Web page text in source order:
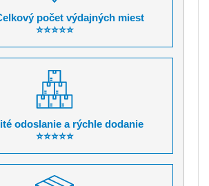
počet výdajných miest
⭐⭐⭐⭐⭐
odoslanie a rýchle dodanie
⭐⭐⭐⭐⭐